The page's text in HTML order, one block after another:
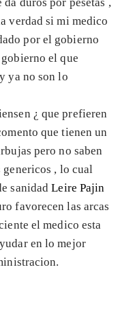
verdad si mi medico
por el gobierno
el que
ya no son lo
¿ que prefieren
que tienen un
pero no saben
, lo cual
sanidadLeire Pajin
favorecen las arcas
el medico esta
en lo mejor